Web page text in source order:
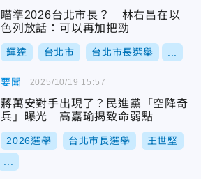
瞄準2026台北市長？ 林右昌在以
色列放話：可以再加把勁
輝達 台北市 台北市長選舉
要聞
蔣萬安對手出現了？民進黨「空降奇
兵」曝光 高嘉瑜揭致命弱點
2026選舉 台北市長選舉 王世堅
2025/10/19 15:57